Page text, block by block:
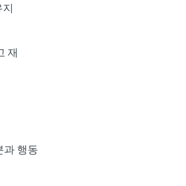
재
과 행동